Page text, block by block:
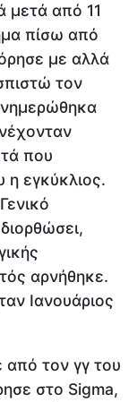
μετά από 11
πίσω από
με αλλά
τον
που
η εγκύκλιος.
αρνήθηκε.
Ιανουάριος
τον γγ του
στο Sigma,